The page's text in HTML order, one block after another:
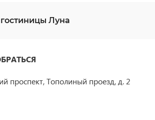
Луна
проспект, Тополиный проезд, д. 2